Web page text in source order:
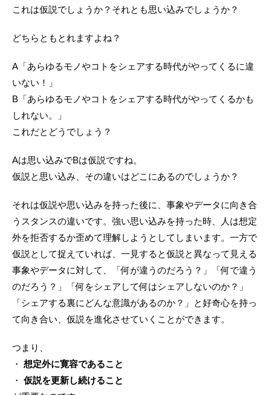
これは仮説でしょうか？それとも思い込みでしょうか？
どちらともとれますよね？
A「あらゆるモノやコトをシェアする時代がやってくるに違
いない！」
B「あらゆるモノやコトをシェアする時代がやってくるかも
しれない。」
これだとどうでしょう？
Aは思い込みでBは仮説ですね。
仮説と思い込み、その違いはどこにあるのでしょうか？
それは仮説や思い込みを持った後に、事象やデータに向き合
うスタンスの違いです。強い思い込みを持った時、人は想定
外を拒否するか歪めて理解しようとしてしまいます。一方で
仮説として捉えていれば、一見すると仮説と異なって見える
事象やデータに対して、「何が違うのだろう？」「何で違う
のだろう？」「何をシェアして何はシェアしないのか？」
「シェアする裏にどんな意識があるのか？」と好奇心を持っ
て向き合い、仮説を進化させていくことができます。
つまり、
・ 想定外に寛容であること
・ 仮説を更新し続けること